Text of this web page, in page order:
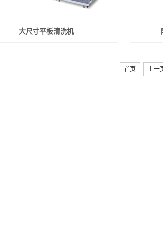
大尺寸平板清洗机
首页 上一